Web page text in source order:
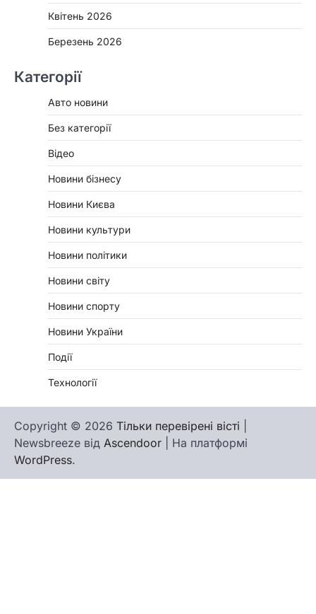
Квітень 2026
Березень 2026
Категорії
Авто новини
Без категорії
Відео
Новини бізнесу
Новини Києва
Новини культури
Новини політики
Новини світу
Новини спорту
Новини України
Події
Технології
Copyright © 2026 Тільки перевірені вісті
Newsbreeze від Ascendoor | На платформі
WordPress.